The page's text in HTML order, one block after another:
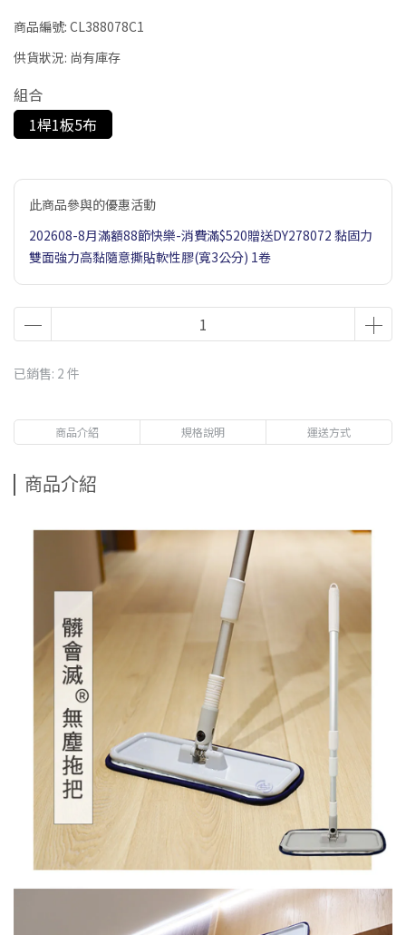
商品編號: CL388078C1
供貨狀況: 尚有庫存
組合
1桿1板5布
此商品參與的優惠活動
202608-8月滿額88節快樂-消費滿$520贈送DY278072 黏固力
雙面強力高黏隨意撕貼軟性膠(寬3公分) 1卷
已銷售: 2 件
商品介紹 規格說明 運送方式
商品介紹